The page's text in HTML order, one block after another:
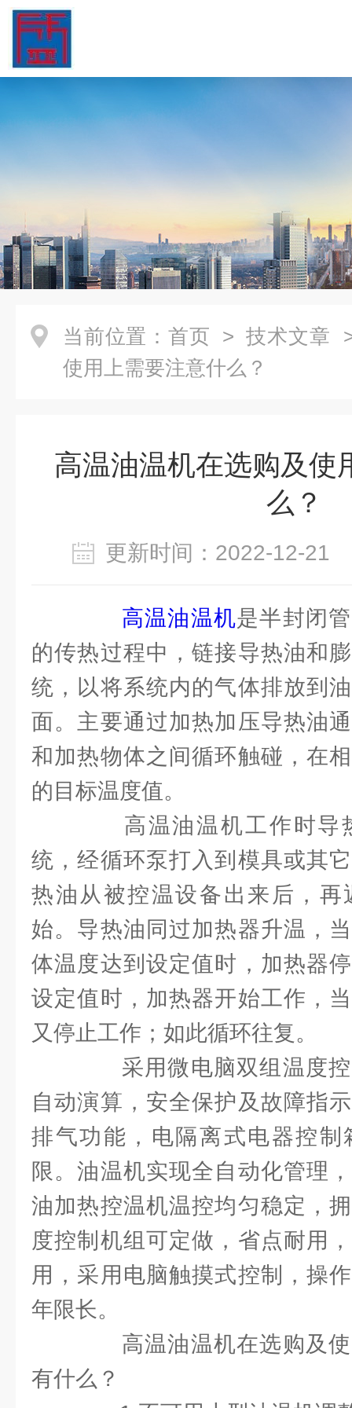
当前位置： 首页 > 技术文章
使用上需要注意什么？
高温油温机在选购及使
么？
更新时间：2022-12-
高温油温机是半封闭
的传热过程中，链接导热油和
统，以将系统内的气体排放到
面。主要通过加热加压导热油
和加热物体之间循环触碰，在
的目标温度值。
高温油温机工作时导
统，经循环泵打入到模具或其
热油从被控温设备出来后，再
始。导热油同过加热器升温，
体温度达到设定值时，加热器
设定值时，加热器开始工作，
又停止工作；如此循环往复。
采用微电脑双组温度控
自动演算，安全保护及故障指
排气功能，电隔离式电器控制
限。油温机实现全自动化管理
油加热控温机温控均匀稳定，
度控制机组可定做，省点耐用
用，采用电脑触摸式控制，操
年限长。
高温油温机在选购及使
有什么？